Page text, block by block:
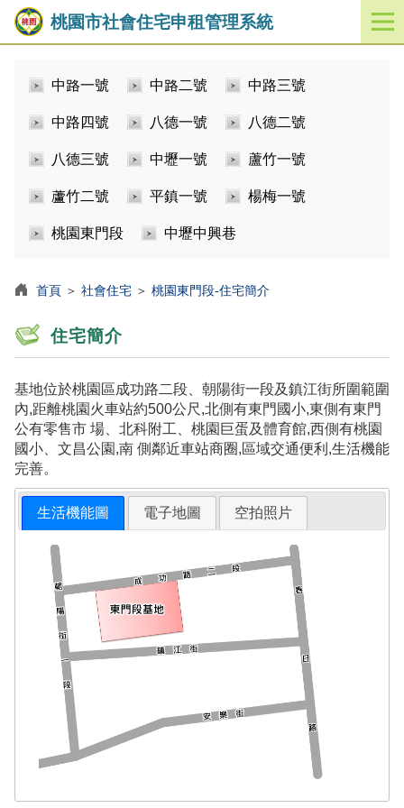
桃園市社會住宅申租管理系統
開
啟
中路一號 中路二號 中路三號
中路四號 八德一號 八德二號
八德三號 中壢一號 蘆竹一號
蘆竹二號 平鎮一號 楊梅一號
桃園東門段 中壢中興巷
首頁 ＞ 社會住宅 ＞ 桃園東門段-住宅簡介
住宅簡介
基地位於桃園區成功路二段、朝陽街一段及鎮江街所圍範圍
內,距離桃園火車站約500公尺,北側有東門國小,東側有東門
公有零售市 場、北科附工、桃園巨蛋及體育館,西側有桃園
國小、文昌公園,南 側鄰近車站商圈,區域交通便利,生活機能
完善。
生活機能圖 電子地圖 空拍照片